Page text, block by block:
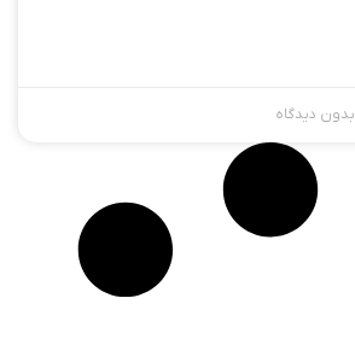
بدون دیدگاه